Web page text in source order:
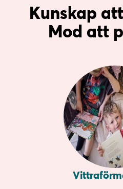
Kunskap
Mod att